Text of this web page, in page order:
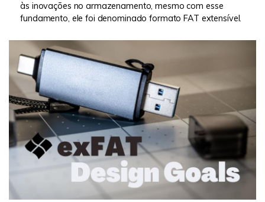
às inovações no armazenamento, mesmo com esse
fundamento, ele foi denominado formato FAT extensível.